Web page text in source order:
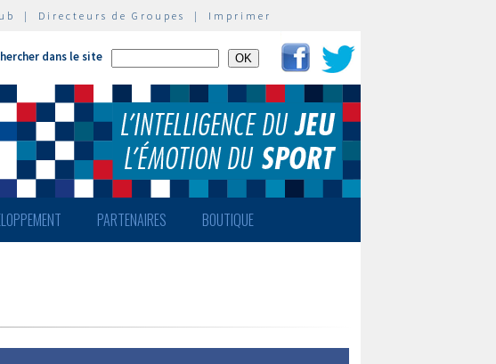
| Directeurs de Groupes | Imprimer
dans le site
PARTENAIRES BOUTIQUE